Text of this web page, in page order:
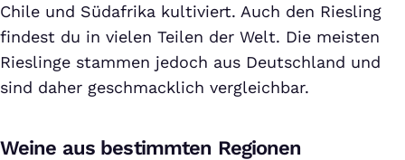
Chile und Südafrika kultiviert. Auch den Riesling
findest du in vielen Teilen der Welt. Die meisten
Rieslinge stammen jedoch aus Deutschland und
sind daher geschmacklich vergleichbar.
Weine aus bestimmten Regionen